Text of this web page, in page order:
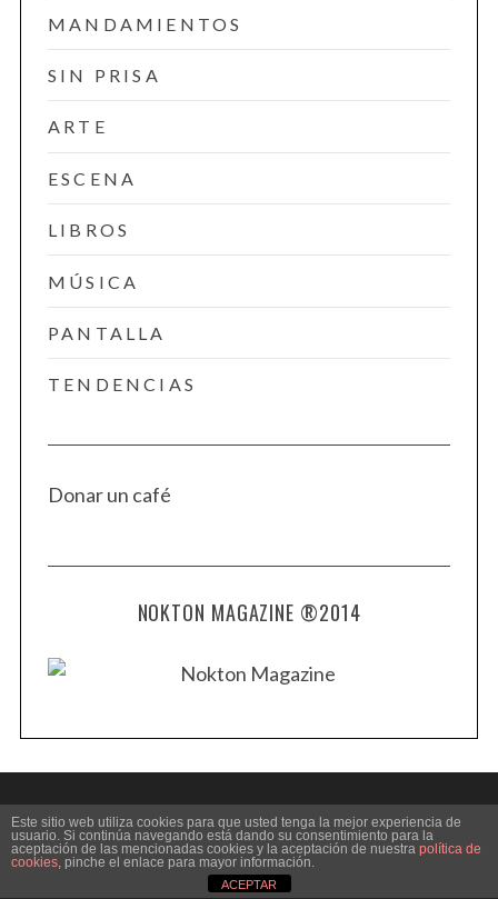
MANDAMIENTOS
SIN PRISA
ARTE
ESCENA
LIBROS
MÚSICA
PANTALLA
TENDENCIAS
Donar un café
NOKTON MAGAZINE ®2014
BACK TO TOP
Este sitio web utiliza cookies para que usted tenga la mejor experiencia de
usuario. Si continúa navegando está dando su consentimiento para la
aceptación de las mencionadas cookies y la aceptación de nuestra política de
cookies, pinche el enlace para mayor información.
ACEPTAR